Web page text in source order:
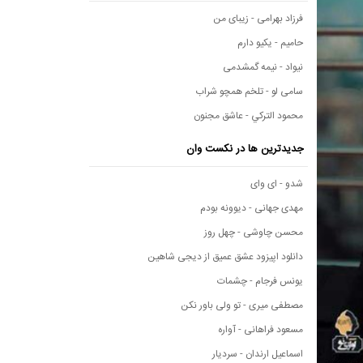
فرزاد بهرامی - زیبای من
حامیم - یکیو دارم
نیواد - نیمه گمشدمی
سامی لو - تلخم همچو شراب
محمود التركي - عاشق مجنون
جدیدترین ها در نکست وان
شدو - ای وای
مهدی جهانی - دیوونه بودم
محسن چاوشی - چهل روز
دانلود اپیزود عشق عمیق از دیجی شاهین
یونس فرجام - چشمات
مصطفی میری - تو ولی باور نکن
مسعود فراهانی - آواره
اسماعیل ارندان - سردیار